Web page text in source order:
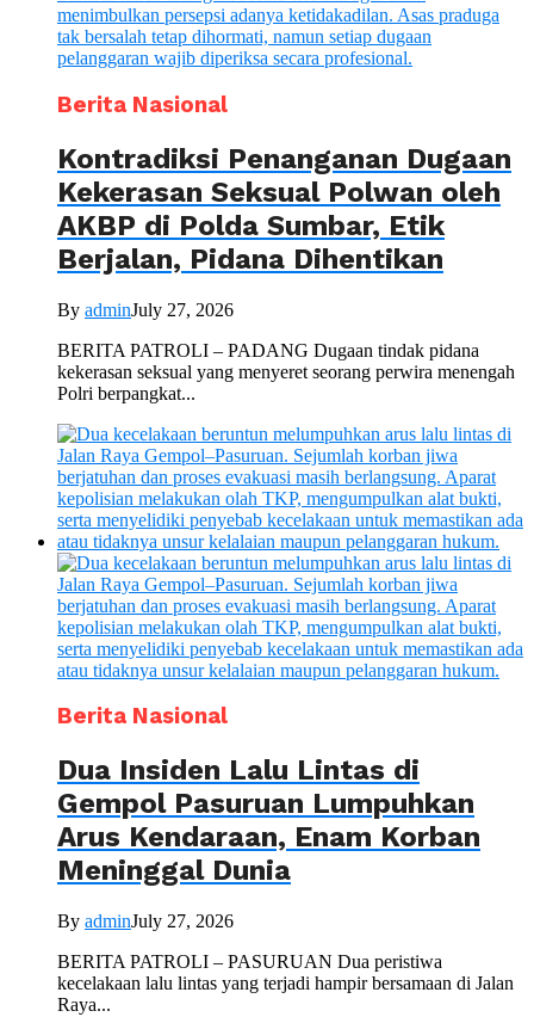
Berita Nasional
Kontradiksi Penanganan Dugaan
Kekerasan Seksual Polwan oleh
AKBP di Polda Sumbar, Etik
Berjalan, Pidana Dihentikan
By adminJuly 27, 2026
BERITA PATROLI – PADANG Dugaan tindak pidana
kekerasan seksual yang menyeret seorang perwira menengah
Polri berpangkat...
Berita Nasional
Dua Insiden Lalu Lintas di
Gempol Pasuruan Lumpuhkan
Arus Kendaraan, Enam Korban
Meninggal Dunia
By adminJuly 27, 2026
BERITA PATROLI – PASURUAN Dua peristiwa
kecelakaan lalu lintas yang terjadi hampir bersamaan di Jalan
Raya...